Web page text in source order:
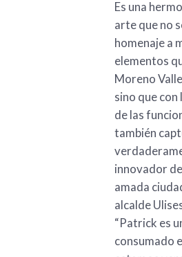
Es una
arte que no
homenaje a
elementos
Moreno
sino que
de las
también
innovador
amada
alcalde
“Patrick es
consumado